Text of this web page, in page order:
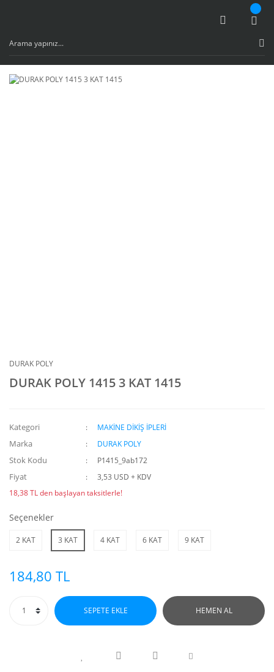
DURAK POLY
DURAK POLY 1415 3 KAT 1415
Kategori MAKİNE DİKİŞ İPLERİ
Marka DURAK POLY
Stok Kodu P1415_9ab172
Fiyat
3,53 USD + KDV
18,38 TL den başlayan taksitlerle!
Seçenekler
2 KAT 3 KAT 4 KAT 6 KAT 9 KAT
184,80 TL
SEPETE EKLE HEMEN AL